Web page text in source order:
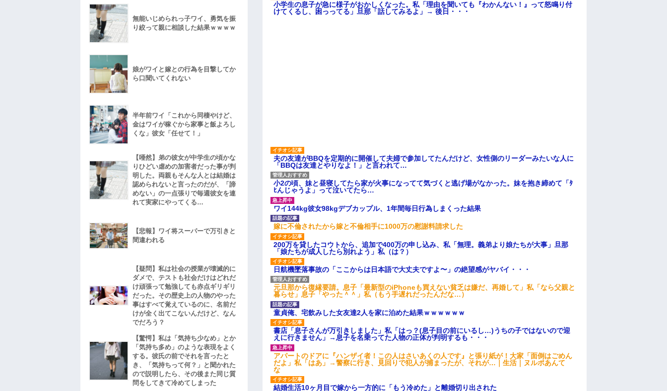
小学生の息子が急に様子がおかしくなった。私「理由を聞いても『わかんない！』って怒鳴り付
けてくるし、困っってる」旦那「話してみるよ」→ 後日・・・
夫の友達がBBQを定期的に開催して夫婦で参加してたんだけど、女性側のリーダーみたいな人に
「BBQは友達とやりなよ！」と言われて…
小2の頃、妹と昼寝してたら家が火事になってて気づくと逃げ場がなかった。妹を抱き締めて「ﾀ
ﾋんじゃうよ」って泣いてたら…
ワイ144kg彼女98kgデブカップル、1年間毎日行為しまくった結果
嫁に不倫されたから嫁と不倫相手に1000万の慰謝料請求した
200万を貸したコウトから、追加で400万の申し込み、私「無理。義弟より娘たちが大事」旦那
「娘たちが成人したら別れよう」私（は？）
日航機墜落事故の「ここからは日本語で大丈夫ですよ〜」の絶望感がヤバイ・・・
元旦那から復縁要請。息子「最新型のiPhoneも買えない貧乏は嫌だ、再婚して」私「なら父親と
暮らせ」息子「やった＾＾」私（もう手遅れだったんだな…）
童貞俺、宅飲みした女友達2人を家に泊めた結果ｗｗｗｗｗｗ
書店「息子さんが万引きしました」私「はっ？(息子目の前にいるし…)うちの子ではないので迎
えに行きません」→息子を名乗ってた人物の正体が判明するも・・・
アパートのドアに『ハンザイ者！この人はさいあくの人です』と張り紙が！大家「面倒はごめん
だよ」私「はあ」→警察に行き、見回りで犯人が捕まったが、それが…｜生活｜ヌルポあんて
な
結婚生活10ヶ月目で嫁から一方的に「もう冷めた」と離婚切り出された
無能いじめられっ子ワイ、勇気を振
り絞って親に相談した結果ｗｗｗｗ
娘がワイと嫁との行為を目撃してか
ら口聞いてくれない
半年前ワイ「これから同棲やけど、
金はワイが稼ぐから家事と飯よろし
くな」彼女「任せて！」
【唖然】弟の彼女が中学生の頃かな
りひどい虐めの加害者だった事が判
明した。両親もそんな人とは結婚は
認められないと言ったのだが、「諦
めない」の一点張りで毎週彼女を連
れて実家にやってくる…
【悲報】ワイ将スーパーで万引きと
間違われる
【疑問】私は社会の授業が壊滅的に
ダメで、テストも社会だけはどれだ
け頑張って勉強しても赤点ギリギリ
だった。その歴史上の人物のやった
事はすべて覚えているのに、名前だ
けが全く出てこないんだけど、なん
でだろう？
【驚愕】私は「気持ち少なめ」とか
「気持ち多め」のような表現をよく
する。彼氏の前でそれを言ったと
き、「気持ちって何？」と聞かれた
ので説明したら、その後また同じ質
問をしてきて冷めてしまった